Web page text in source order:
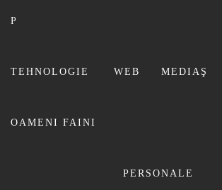
P
TEHNOLOGIE WEB MEDIAŞ
OAMENI FAINI
PERSONALE